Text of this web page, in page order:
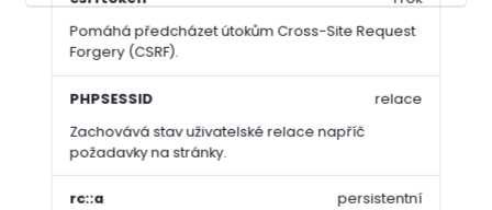
Pomáhá předcházet útokům Cross-Site Request
Forgery (CSRF).
PHPSESSID
Zachovává stav uživatelské relace napříč
požadavky na stránky.
relace
rc::a
persistentní
Trávníkové hnojivoGronamic Preseeder 8-12-8
obsahem fosforu podporuje
koberců. Vyvážený poměr dusíku, fosforu a draslíku zajišťuje